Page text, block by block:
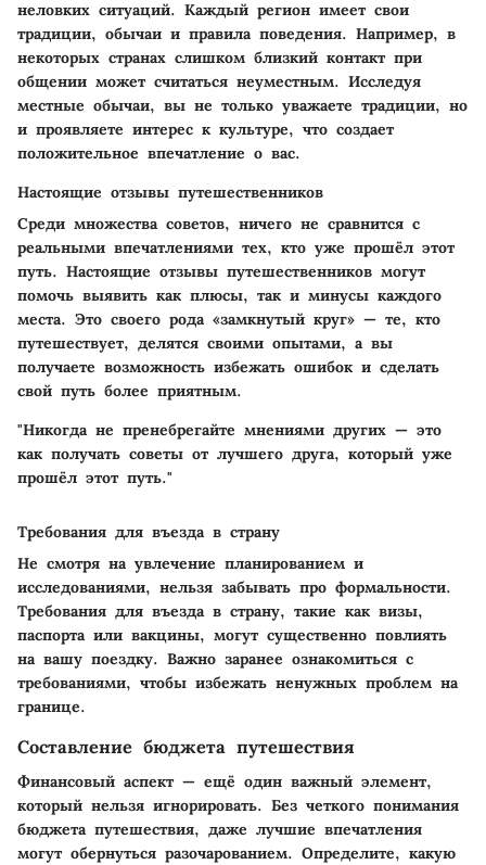
неловких ситуаций. Каждый регион имеет свои
традиции, обычаи и правила поведения. Например, в
некоторых странах слишком близкий контакт при
общении может считаться неуместным. Исследуя
местные обычаи, вы не только уважаете традиции, но
и проявляете интерес к культуре, что создает
положительное впечатление о вас.
Настоящие отзывы путешественников
Среди множества советов, ничего не сравнится с
реальными впечатлениями тех, кто уже прошёл этот
путь. Настоящие отзывы путешественников могут
помочь выявить как плюсы, так и минусы каждого
места. Это своего рода «замкнутый круг» — те, кто
путешествует, делятся своими опытами, а вы
получаете возможность избежать ошибок и сделать
свой путь более приятным.
"Никогда не пренебрегайте мнениями других — это
как получать советы от лучшего друга, который уже
прошёл этот путь."
Требования для въезда в страну
Не смотря на увлечение планированием и
исследованиями, нельзя забывать про формальности.
Требования для въезда в страну, такие как визы,
паспорта или вакцины, могут существенно повлиять
на вашу поездку. Важно заранее ознакомиться с
требованиями, чтобы избежать ненужных проблем на
границе.
Составление бюджета путешествия
Финансовый аспект — ещё один важный элемент,
который нельзя игнорировать. Без четкого понимания
бюджета путешествия, даже лучшие впечатления
могут обернуться разочарованием. Определите, какую